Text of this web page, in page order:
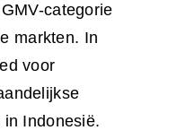
categorie
markten. In
voor
Indonesië.